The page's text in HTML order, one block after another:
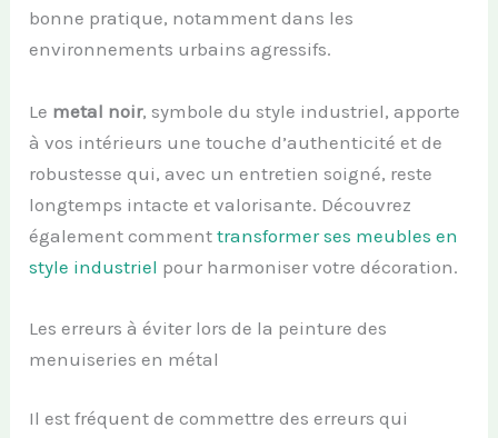
bonne pratique, notamment dans les
environnements urbains agressifs.
Le metal noir, symbole du style industriel, apporte
à vos intérieurs une touche d’authenticité et de
robustesse qui, avec un entretien soigné, reste
longtemps intacte et valorisante. Découvrez
également commenttransformer ses meubles en
style industriel pour harmoniser votre décoration.
Les erreurs à éviter lors de la peinture des
menuiseries en métal
Il est fréquent de commettre des erreurs qui